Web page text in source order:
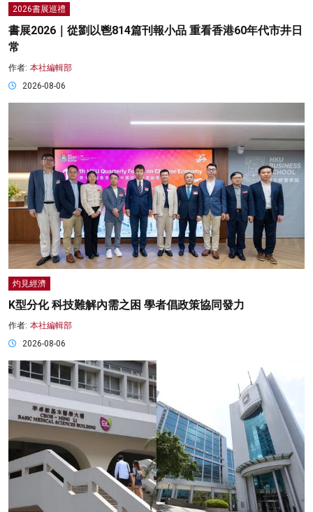
2026書展巡禮
書展2026｜從劉以鬯814篇刊報小品 重看香港60年代市井日
常
作者: 本社編輯部
2026-08-06
灼見經濟
K型分化 科技難解內需之困 學者倡政策協同發力
作者: 本社編輯部
2026-08-06